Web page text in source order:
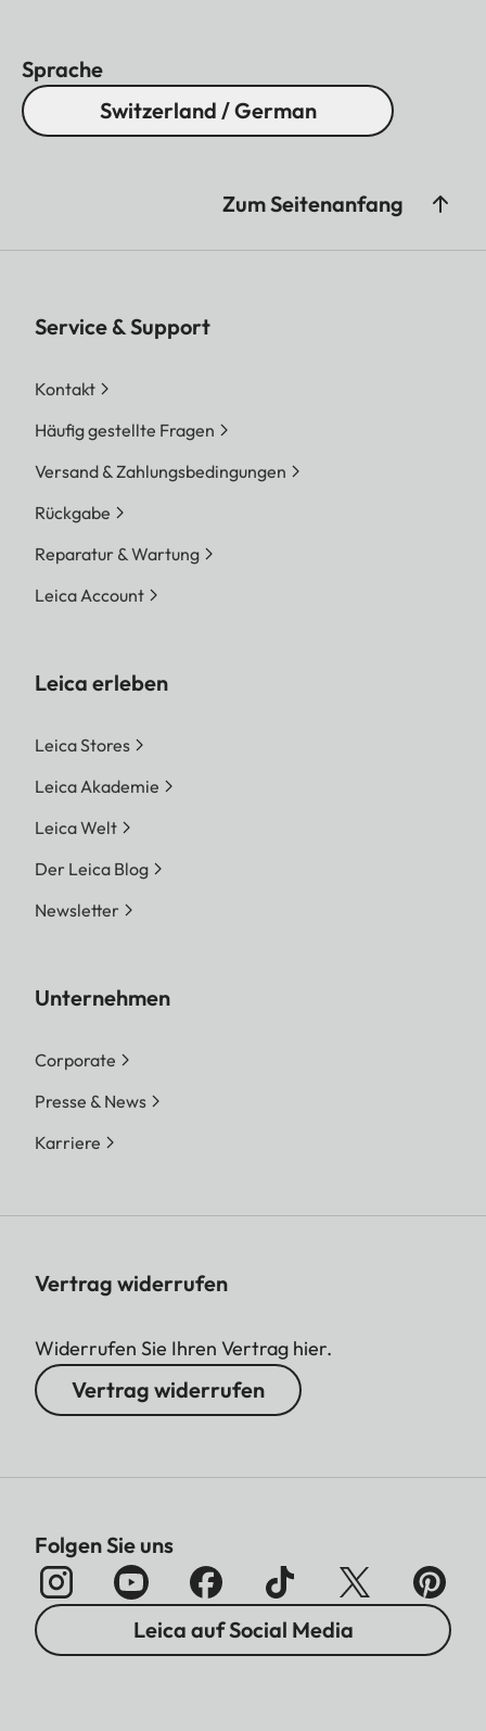
Sprache
Switzerland / German
Zum Seitenanfang
Service & Support
Kontakt
Häufig gestellte Fragen
Versand & Zahlungsbedingungen
Rückgabe
Reparatur & Wartung
Leica Account
Leica erleben
Leica Stores
Leica Akademie
Leica Welt
Der Leica Blog
Newsletter
Unternehmen
Corporate
Presse & News
Karriere
Vertrag widerrufen
Widerrufen Sie Ihren Vertrag hier.
Vertrag widerrufen
Folgen Sie uns
Leica auf Social Media